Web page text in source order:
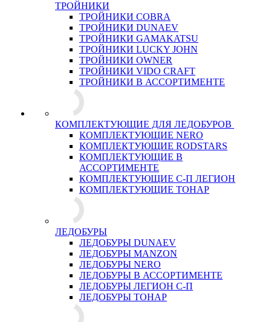
ТРОЙНИКИ
ТРОЙНИКИ COBRA
ТРОЙНИКИ DUNAEV
ТРОЙНИКИ GAMAKATSU
ТРОЙНИКИ LUCKY JOHN
ТРОЙНИКИ OWNER
ТРОЙНИКИ VIDO CRAFT
ТРОЙНИКИ В АССОРТИМЕНТЕ
КОМПЛЕКТУЮЩИЕ ДЛЯ ЛЕДОБУРОВ
КОМПЛЕКТУЮЩИЕ NERO
КОМПЛЕКТУЮЩИЕ RODSTARS
КОМПЛЕКТУЮЩИЕ В
АССОРТИМЕНТЕ
КОМПЛЕКТУЮЩИЕ С-П ЛЕГИОН
КОМПЛЕКТУЮЩИЕ ТОНАР
ЛЕДОБУРЫ
ЛЕДОБУРЫ DUNAEV
ЛЕДОБУРЫ MANZON
ЛЕДОБУРЫ NERO
ЛЕДОБУРЫ В АССОРТИМЕНТЕ
ЛЕДОБУРЫ ЛЕГИОН С-П
ЛЕДОБУРЫ ТОНАР